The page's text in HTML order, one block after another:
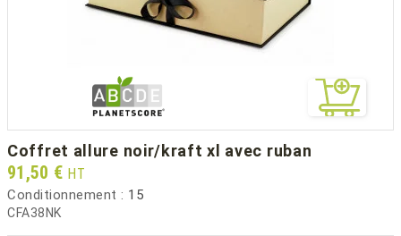
coffret allure noir/kraft xl avec ruban
Prix
91,50 € HT
Conditionnement : 15
CFA38NK